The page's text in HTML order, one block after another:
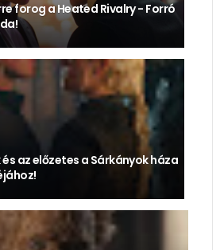
forog a Heated Rivalry - Forró
az előzetes a Sárkányok háza